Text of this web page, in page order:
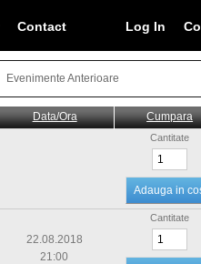
Contact Log In
Evenimente Anterioare
Data/Ora Cumpara
Cantitate
22.08.2018
21:00
Cantitate